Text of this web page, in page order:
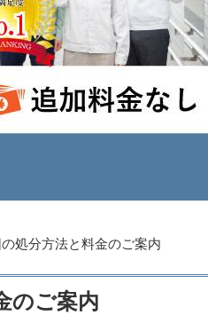
の処分方法と料金のご案内
のご案内